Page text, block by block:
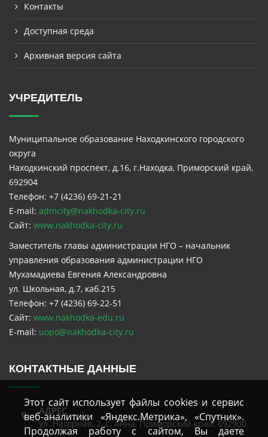
Этот сайт использует файлы cookies и сервис
веб-аналитики «Яндекс.Метрика», «Спутник».
Продолжая работу с сайтом, Вы даете
Контакты
Доступная среда
Архивная версия сайта
УЧРЕДИТЕЛЬ
Муниципальное образование Находкинского городского
округа
Находкинский проспект, д.16, г.Находка, Приморский край,
692904
Телефон: +7 (4236) 69-21-21
E-mail: admcity@nakhodka-city.ru
Сайт: www.nakhodka-city.ru
Заместитель главы администрации НГО – начальник
управления образования администрации НГО
Мухамадиева Евгения Александровна
ул. Школьная, д.7, каб.215
Телефон: +7 (4236) 69-22-51
Сайт: www.nakhodka-edu.ru
E-mail: uopo@nakhodka-city.ru
КОНТАКТНЫЕ ДАННЫЕ
АДРЕС
ул. Нагорная, 2, с. Анна,Приморский край, 692900